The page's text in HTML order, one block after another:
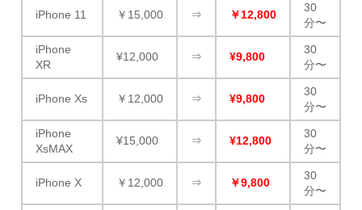
iPhone 11 ￥15,000 ⇒ ￥12,800
30
分〜
iPhone
XR
¥12,000 ⇒ ¥9,800
30
分〜
iPhone Xs ￥12,000 ⇒ ¥9,800
30
分〜
iPhone
XsMAX
¥15,000 ⇒ ¥12,800
30
分〜
iPhone X ￥12,000 ⇒ ￥9,800
30
分〜